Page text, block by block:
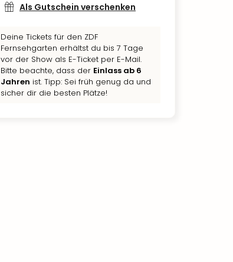
Als Gutschein verschenken
Deine Tickets für den ZDF
Fernsehgarten erhältst du bis 7 Tage
vor der Show als E-Ticket per E-Mail.
Bitte beachte, dass der Einlass ab 6
Jahren ist. Tipp: Sei früh genug da und
sicher dir die besten Plätze!